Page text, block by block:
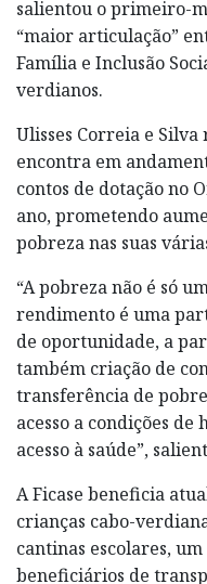
salientou o primeiro-
“maior articulação”
Família e Inclusão
verdianos.
Ulisses Correia e
encontra em
contos de dotação no
ano, prometendo
pobreza nas suas
“A pobreza não é só
rendimento é uma
de oportunidade, a
também criação de
transferência de
acesso a condições
acesso à saúde”,
A Ficase beneficia
crianças cabo-
cantinas escolares,
beneficiários de